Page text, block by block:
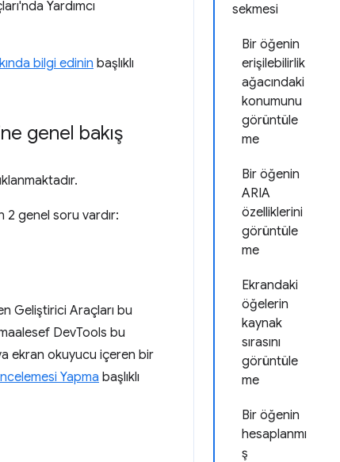
sekmesi
Bir öğenin
erişilebilirlik
ağacındaki
konumunu
görüntüle
me
Bir öğenin
ARIA
özelliklerini
görüntüle
me
Ekrandaki
öğelerin
kaynak
sırasını
görüntüle
me
Bir öğenin
hesaplanmı
ş
Yardımcı
bilgi edinin başlıklı
genel bakış
2 genel soru vardır:
Geliştirici Araçları bu
DevTools bu
ekran okuyucu içeren bir
Yapma başlıklı